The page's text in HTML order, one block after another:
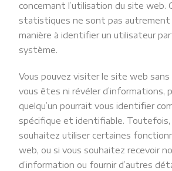
concernant l’utilisation du site web.
statistiques ne sont pas autrement
manière à identifier un utilisateur
système.
Vous pouvez visiter le site web sans
vous êtes ni révéler d’informations,
quelqu’un pourrait vous identifier
spécifique et identifiable. Toutefois,
souhaitez utiliser certaines
web, ou si vous souhaitez recevoir
d’information ou fournir d’autres